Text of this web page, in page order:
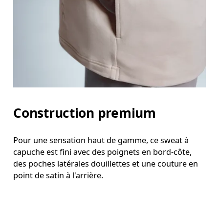
Construction premium
Pour une sensation haut de gamme, ce sweat à
capuche est fini avec des poignets en bord-côte,
des poches latérales douillettes et une couture en
point de satin à l'arrière.